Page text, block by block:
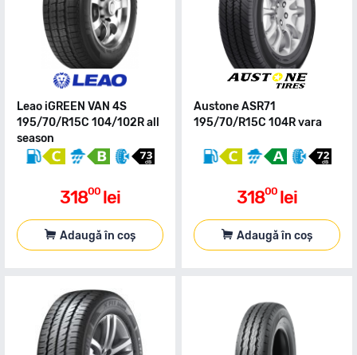
Leao iGREEN VAN 4S
195/70/R15C 104/102R all
season
31800 lei
Adaugă în coș
Austone ASR71
195/70/R15C 104R vara
31800 lei
Adaugă în coș